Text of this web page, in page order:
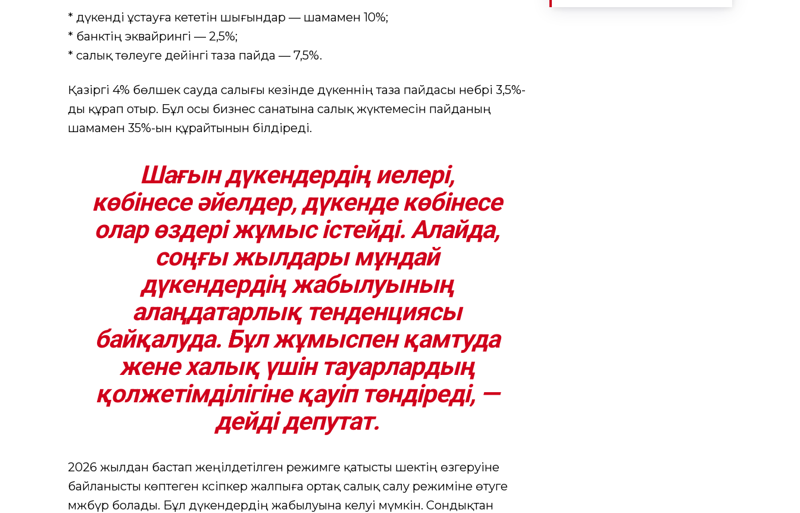
* дүкенді ұстауға кететін шығындар — шамамен 10%;
* банктің эквайрингі — 2,5%;
* салық төлеуге дейінгі таза пайда — 7,5%.
Қазіргі 4% бөлшек сауда салығы кезінде дүкеннің таза пайдасы небәрі 3,5%-
ды құрап отыр. Бұл осы бизнес санатына салық жүктемесін пайданың
шамамен 35%-ын құрайтынын білдіреді.
Шағын дүкендердің иелері,
көбінесе әйелдер, дүкенде көбінесе
олар өздері жұмыс істейді. Алайда,
соңғы жылдары мұндай
дүкендердің жабылуының
алаңдатарлық тенденциясы
байқалуда. Бұл жұмыспен қамтуда
жене халық үшін тауарлардың
қолжетімділігіне қауіп төндіреді, —
дейді депутат.
2026 жылдан бастап жеңілдетілген режимге қатысты шектің өзгеруіне
байланысты көптеген кәсіпкер жалпыға ортақ салық салу режиміне өтуге
мәжбүр болады. Бұл дүкендердің жабылуына әкелуі мүмкін. Сондықтан